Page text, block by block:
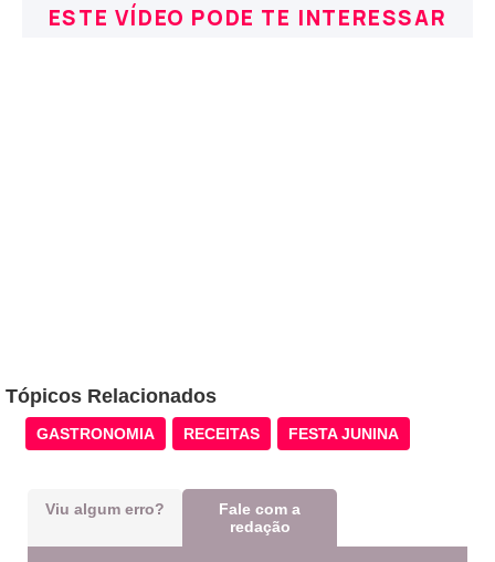
ESTE VÍDEO PODE TE INTERESSAR
Tópicos Relacionados
GASTRONOMIA RECEITAS FESTA JUNINA
Viu algum erro?
Fale com a
redação